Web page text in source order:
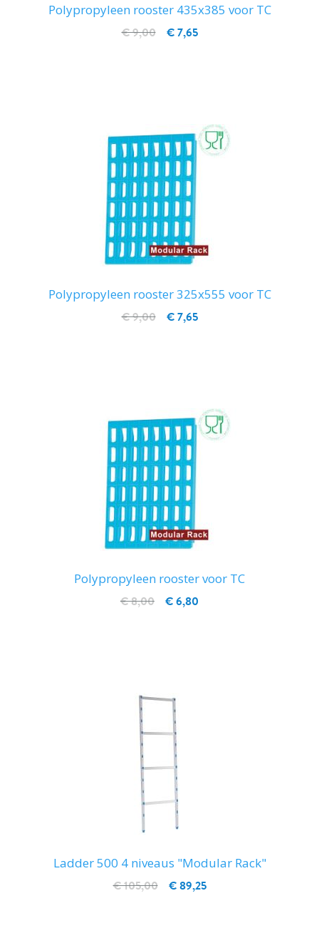
Polypropyleen rooster 435x385 voor TC
€ 7,65
€ 9,00
Polypropyleen rooster 325x555 voor TC
€ 7,65
€ 9,00
Polypropyleen rooster voor TC
€ 6,80
€ 8,00
Ladder 500 4 niveaus "Modular Rack"
€ 89,25
€ 105,00